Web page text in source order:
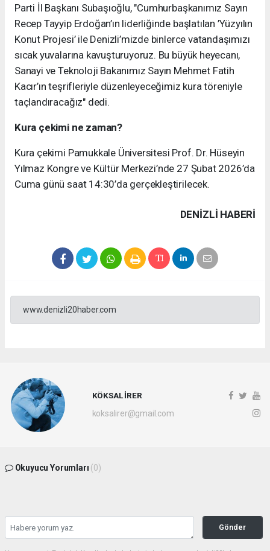
Parti İl Başkanı Subaşıoğlu, "Cumhurbaşkanımız Sayın
Recep Tayyip Erdoğan’ın liderliğinde başlatılan ’Yüzyılın
Konut Projesi’ ile Denizli’mizde binlerce vatandaşımızı
sıcak yuvalarına kavuşturuyoruz. Bu büyük heyecanı,
Sanayi ve Teknoloji Bakanımız Sayın Mehmet Fatih
Kacır’ın teşrifleriyle düzenleyeceğimiz kura töreniyle
taçlandıracağız" dedi.
Kura çekimi ne zaman?
Kura çekimi Pamukkale Üniversitesi Prof. Dr. Hüseyin
Yılmaz Kongre ve Kültür Merkezi’nde 27 Şubat 2026’da
Cuma günü saat 14:30’da gerçekleştirilecek.
DENIZLI HABERİ
www.denizli20haber.com
KÖKSAL İRER
koksalirer@gmail.com
Okuyucu Yorumları (0)
Gönder